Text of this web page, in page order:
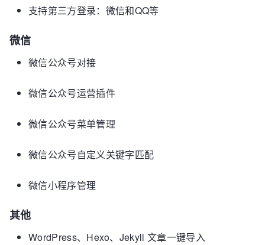
支持第三方登录：微信和QQ等
微信
微信公众号对接
微信公众号运营插件
微信公众号菜单管理
微信公众号自定义关键字匹配
微信小程序管理
其他
WordPress、Hexo、Jekyll 文章一键导入